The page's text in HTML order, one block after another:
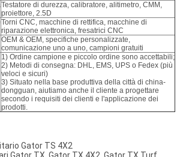
Testatore di durezza, calibratore, alitimetro, CMM,
proiettore, 2.5D
Torni CNC, macchine di rettifica, macchine di
riparazione elettronica, fresatrici CNC
OEM & OEM, specifiche personalizzate,
comunicazione uno a uno, campioni gratuiti
1) Ordine campione e piccolo ordine sono accettabili;
2) Metodi di consegna: DHL, EMS, UPS o Fedex (più
veloci e sicuri)
3) Situato nella base produttiva della città di china-
dongguan, aiutiamo anche il cliente a progettare
secondo i requisiti dei clienti e l'applicazione dei
prodotti.
Gator TS 4X2